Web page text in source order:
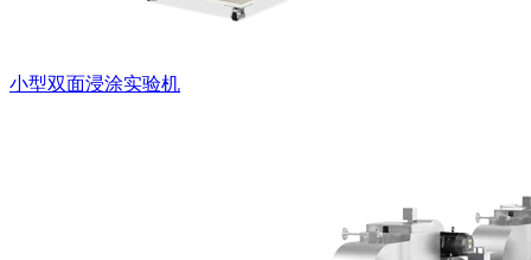
小型双面浸涂实验机